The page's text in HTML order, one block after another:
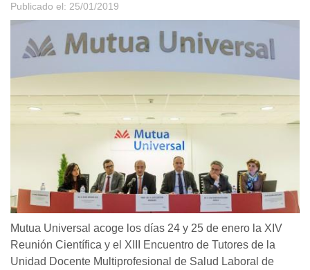
Publicado el: 25/01/2019
Mutua Universal acoge los días 24 y 25 de enero la XIV
Reunión Científica y el XIII Encuentro de Tutores de la
Unidad Docente Multiprofesional de Salud Laboral de